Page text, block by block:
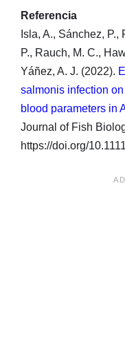
Referencia
Isla, A., Sánchez,
P., Rauch, M. C.,
Yáñez, A. J. (2022).
salmonis infection
blood parameters in
Journal of Fish
https://doi.org/